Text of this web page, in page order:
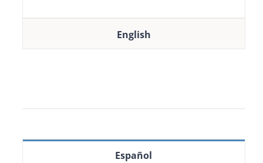
English
Español